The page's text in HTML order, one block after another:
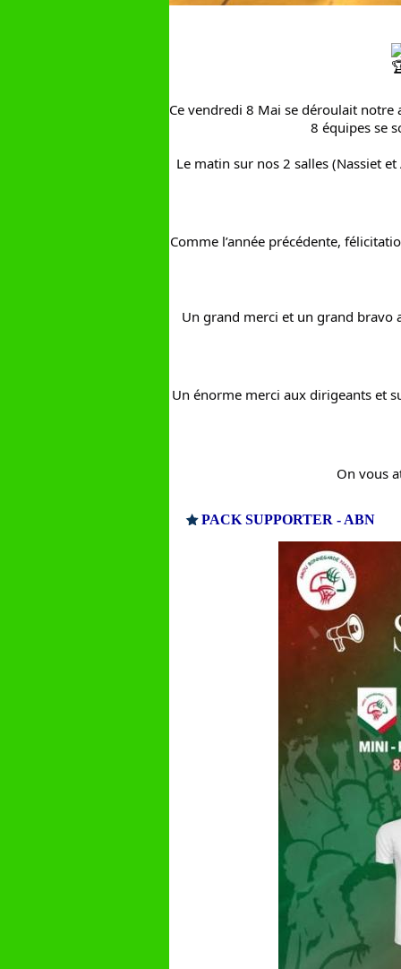
Ce vendredi 8 Mai se déroulait
8 équipes se
Le matin sur nos 2 salles (Nassiet
Comme l’année précédente,
Un grand merci et un grand bravo
Un énorme merci aux dirigeants et
On vous
PACK SUPPORTER - ABN